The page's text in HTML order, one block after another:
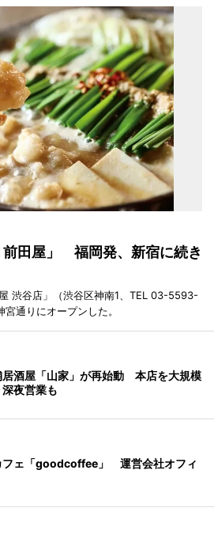
前田屋」 福岡発、新宿に続き
渋谷店」（渋谷区神南1、TEL 03-5593-
通りにオープンした。
居酒屋「山家」が再始動 本店を大規模
夜営業も
フェ「goodcoffee」 運営会社オフィ